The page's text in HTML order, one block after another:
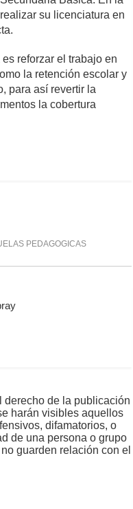
su licenciatura en
reforzar el trabajo en
la retención escolar y
para así revertir la
la cobertura
PEDAGOGICAS
derecho de la publicación
harán visibles aquellos
difamatorios, o
de una persona o grupo
guarden relación con el